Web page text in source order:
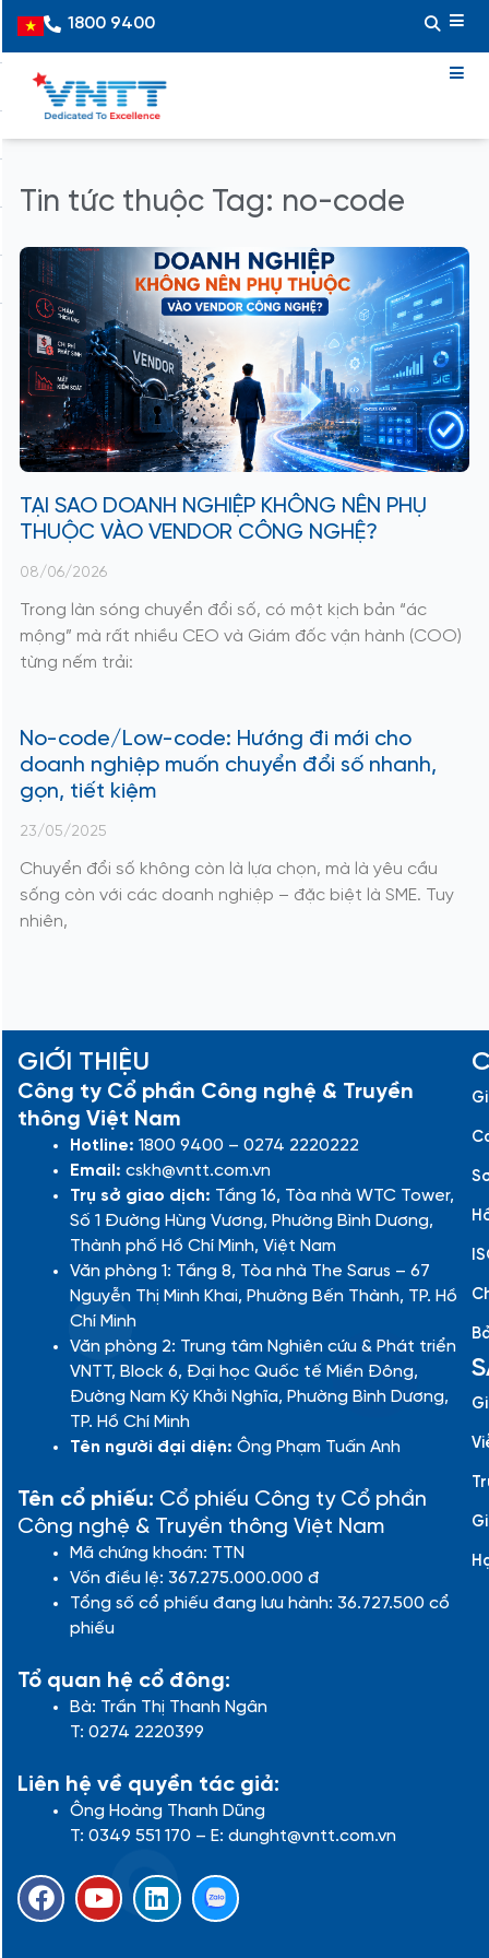
content
Vietnamese
1800 9400
Tin tức thuộc Tag: no-code
TẠI SAO DOANH NGHIỆP KHÔNG NÊN PHỤ
THUỘC VÀO VENDOR CÔNG NGHỆ?
08/06/2026
Trong làn sóng chuyển đổi số, có một kịch bản “ác
mộng” mà rất nhiều CEO và Giám đốc vận hành (COO)
từng nếm trải:
No-code/Low-code: Hướng đi mới cho
doanh nghiệp muốn chuyển đổi số nhanh,
gọn, tiết kiệm
23/05/2025
Chuyển đổi số không còn là lựa chọn, mà là yêu cầu
sống còn với các doanh nghiệp – đặc biệt là SME. Tuy
nhiên,
GIỚI THIỆU
Công ty Cổ phần Công nghệ & Truyền
thông Việt Nam
Hotline: 1800 9400 – 0274 2220222
Email: cskh@vntt.com.vn
Trụ sở giao dịch: Tầng 16, Tòa nhà WTC Tower,
Số 1 Đường Hùng Vương, Phường Bình Dương,
Thành phố Hồ Chí Minh, Việt Nam
Văn phòng 1: Tầng 8, Tòa nhà The Sarus – 67
Nguyễn Thị Minh Khai, Phường Bến Thành, TP. Hồ
Chí Minh
Văn phòng 2: Trung tâm Nghiên cứu & Phát triển
VNTT, Block 6, Đại học Quốc tế Miền Đông,
Đường Nam Kỳ Khởi Nghĩa, Phường Bình Dương,
TP. Hồ Chí Minh
Tên người đại diện: Ông Phạm Tuấn Anh
Tên cổ phiếu: Cổ phiếu Công ty Cổ phần
Công nghệ & Truyền thông Việt Nam
Mã chứng khoán: TTN
Vốn điều lệ: 367.275.000.000 đ
Tổng số cổ phiếu đang lưu hành: 36.727.500 cổ
phiếu
Tổ quan hệ cổ đông:
Bà: Trần Thị Thanh Ngân
T: 0274 2220399
Liên hệ về quyền tác giả:
Ông Hoàng Thanh Dũng
T: 0349 551 170 – E: dunght@vntt.com.vn
F
a
Y
o
L
i